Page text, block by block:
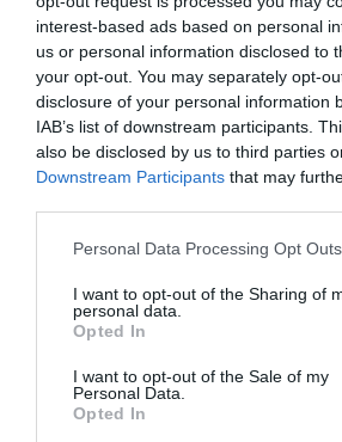
interest-based ads based on personal
us or personal information disclosed to
your opt-out. You may separately opt-
disclosure of your personal information
IAB’s list of downstream participants.
also be disclosed by us to third parties
Downstream Participants that may
Personal Data Processing Opt Outs
I want to opt-out of the Sharing of
personal data.
Opted In
I want to opt-out of the Sale of my
Personal Data.
Opted In
Las pesquisas se iniciaron a raíz
presentada por el responsable de
que alertó de irregularidades en
venta. A partir de ahí, los agentes
de Almassora comprobaron que
de las
importe real de las transacciones.
ventas era desviado acuentas
, evitando así que las